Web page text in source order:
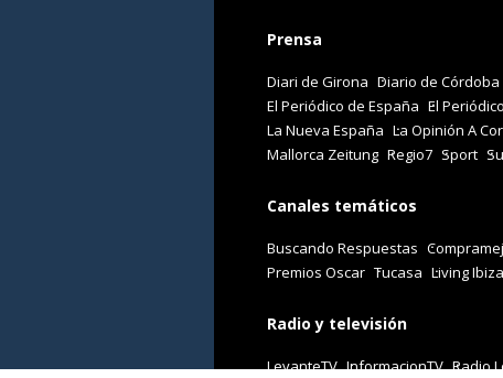
Prensa
Diari de Girona Diario de Córdoba
El Periódico de España El Periódico
La Nueva España La Opinión A
Mallorca Zeitung Regio7 Sport
Canales temáticos
Buscando Respuestas
Premios Oscar Tucasa Living Ibiza
Radio y televisión
LevanteTV InformacionTV Radio